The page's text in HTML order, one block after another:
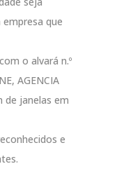
que
o alvará n.º
AGENCIA
de janelas em
e